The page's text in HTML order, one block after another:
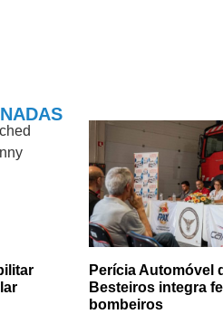
Perícia Automóvel
Besteiros integra
bombeiros